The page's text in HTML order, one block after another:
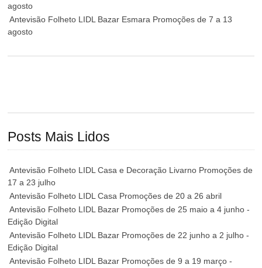
agosto
Antevisão Folheto LIDL Bazar Esmara Promoções de 7 a 13
agosto
Posts Mais Lidos
Antevisão Folheto LIDL Casa e Decoração Livarno Promoções de
17 a 23 julho
Antevisão Folheto LIDL Casa Promoções de 20 a 26 abril
Antevisão Folheto LIDL Bazar Promoções de 25 maio a 4 junho -
Edição Digital
Antevisão Folheto LIDL Bazar Promoções de 22 junho a 2 julho -
Edição Digital
Antevisão Folheto LIDL Bazar Promoções de 9 a 19 março -